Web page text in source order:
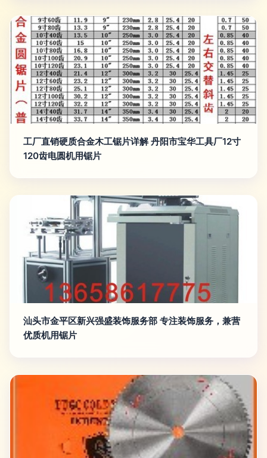
工厂直销硬质合金木工锯片详解 丹阳市宝华工具厂12寸
120齿电圆机用锯片
汕头市金平区新兴强盛装饰服务部 专注装饰服务，兼营
优质机用锯片